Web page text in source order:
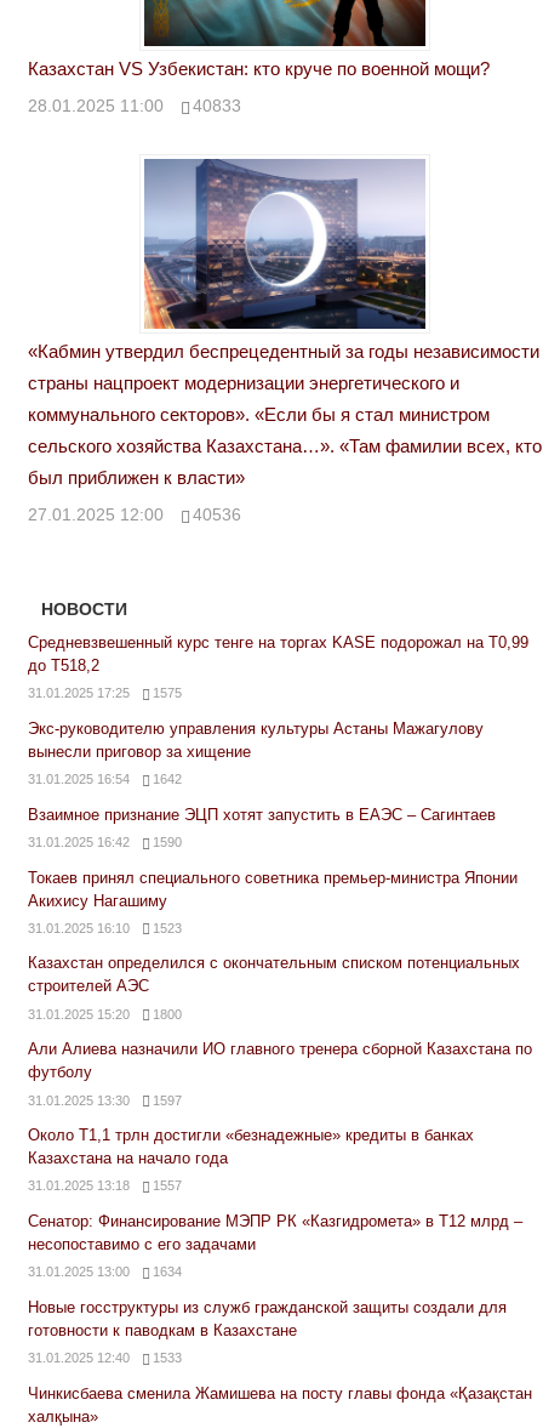
Казахстан VS Узбекистан: кто круче по военной мощи?
28.01.2025 11:00 40833
«Кабмин утвердил беспрецедентный за годы независимости
страны нацпроект модернизации энергетического и
коммунального секторов». «Если бы я стал министром
сельского хозяйства Казахстана…». «Там фамилии всех, кто
был приближен к власти»
27.01.2025 12:00 40536
НОВОСТИ
Средневзвешенный курс тенге на торгах KASE подорожал на Т0,99
до Т518,2
31.01.2025 17:25 1575
Экс-руководителю управления культуры Астаны Мажагулову
вынесли приговор за хищение
31.01.2025 16:54 1642
Взаимное признание ЭЦП хотят запустить в ЕАЭС – Сагинтаев
31.01.2025 16:42 1590
Токаев принял специального советника премьер-министра Японии
Акихису Нагашиму
31.01.2025 16:10 1523
Казахстан определился с окончательным списком потенциальных
строителей АЭС
31.01.2025 15:20 1800
Али Алиева назначили ИО главного тренера сборной Казахстана по
футболу
31.01.2025 13:30 1597
Около Т1,1 трлн достигли «безнадежные» кредиты в банках
Казахстана на начало года
31.01.2025 13:18 1557
Сенатор: Финансирование МЭПР РК «Казгидромета» в Т12 млрд –
несопоставимо с его задачами
31.01.2025 13:00 1634
Новые госструктуры из служб гражданской защиты создали для
готовности к паводкам в Казахстане
31.01.2025 12:40 1533
Чинкисбаева сменила Жамишева на посту главы фонда «Қазақстан
халқына»